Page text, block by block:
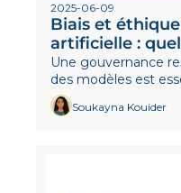
2025-06-09
Biais et
artificielle :
société durable
Une gouvernance
des modèles est
IA durable.
Soukayna Kouider